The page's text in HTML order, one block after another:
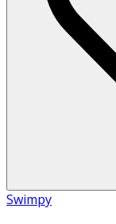
Swimpy